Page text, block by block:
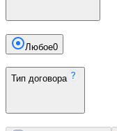
Любое0
Тип договора